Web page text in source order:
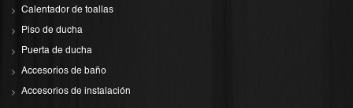
Calentador de toallas
Piso de ducha
Puerta de ducha
Accesorios de baño
Accesorios de instalación